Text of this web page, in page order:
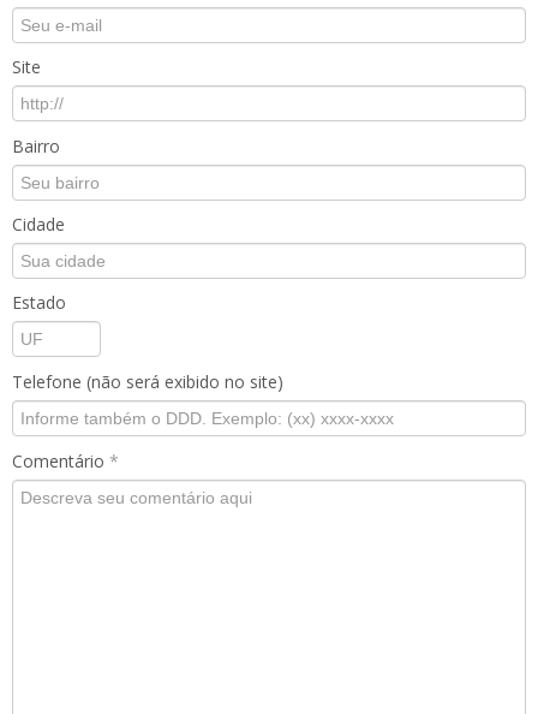
Site
Bairro
Cidade
Estado
Telefone (não será exibido no site)
Comentário *